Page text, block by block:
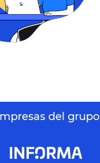
del grupo